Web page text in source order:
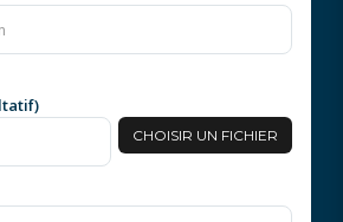
CHOISIR UN FICHIER